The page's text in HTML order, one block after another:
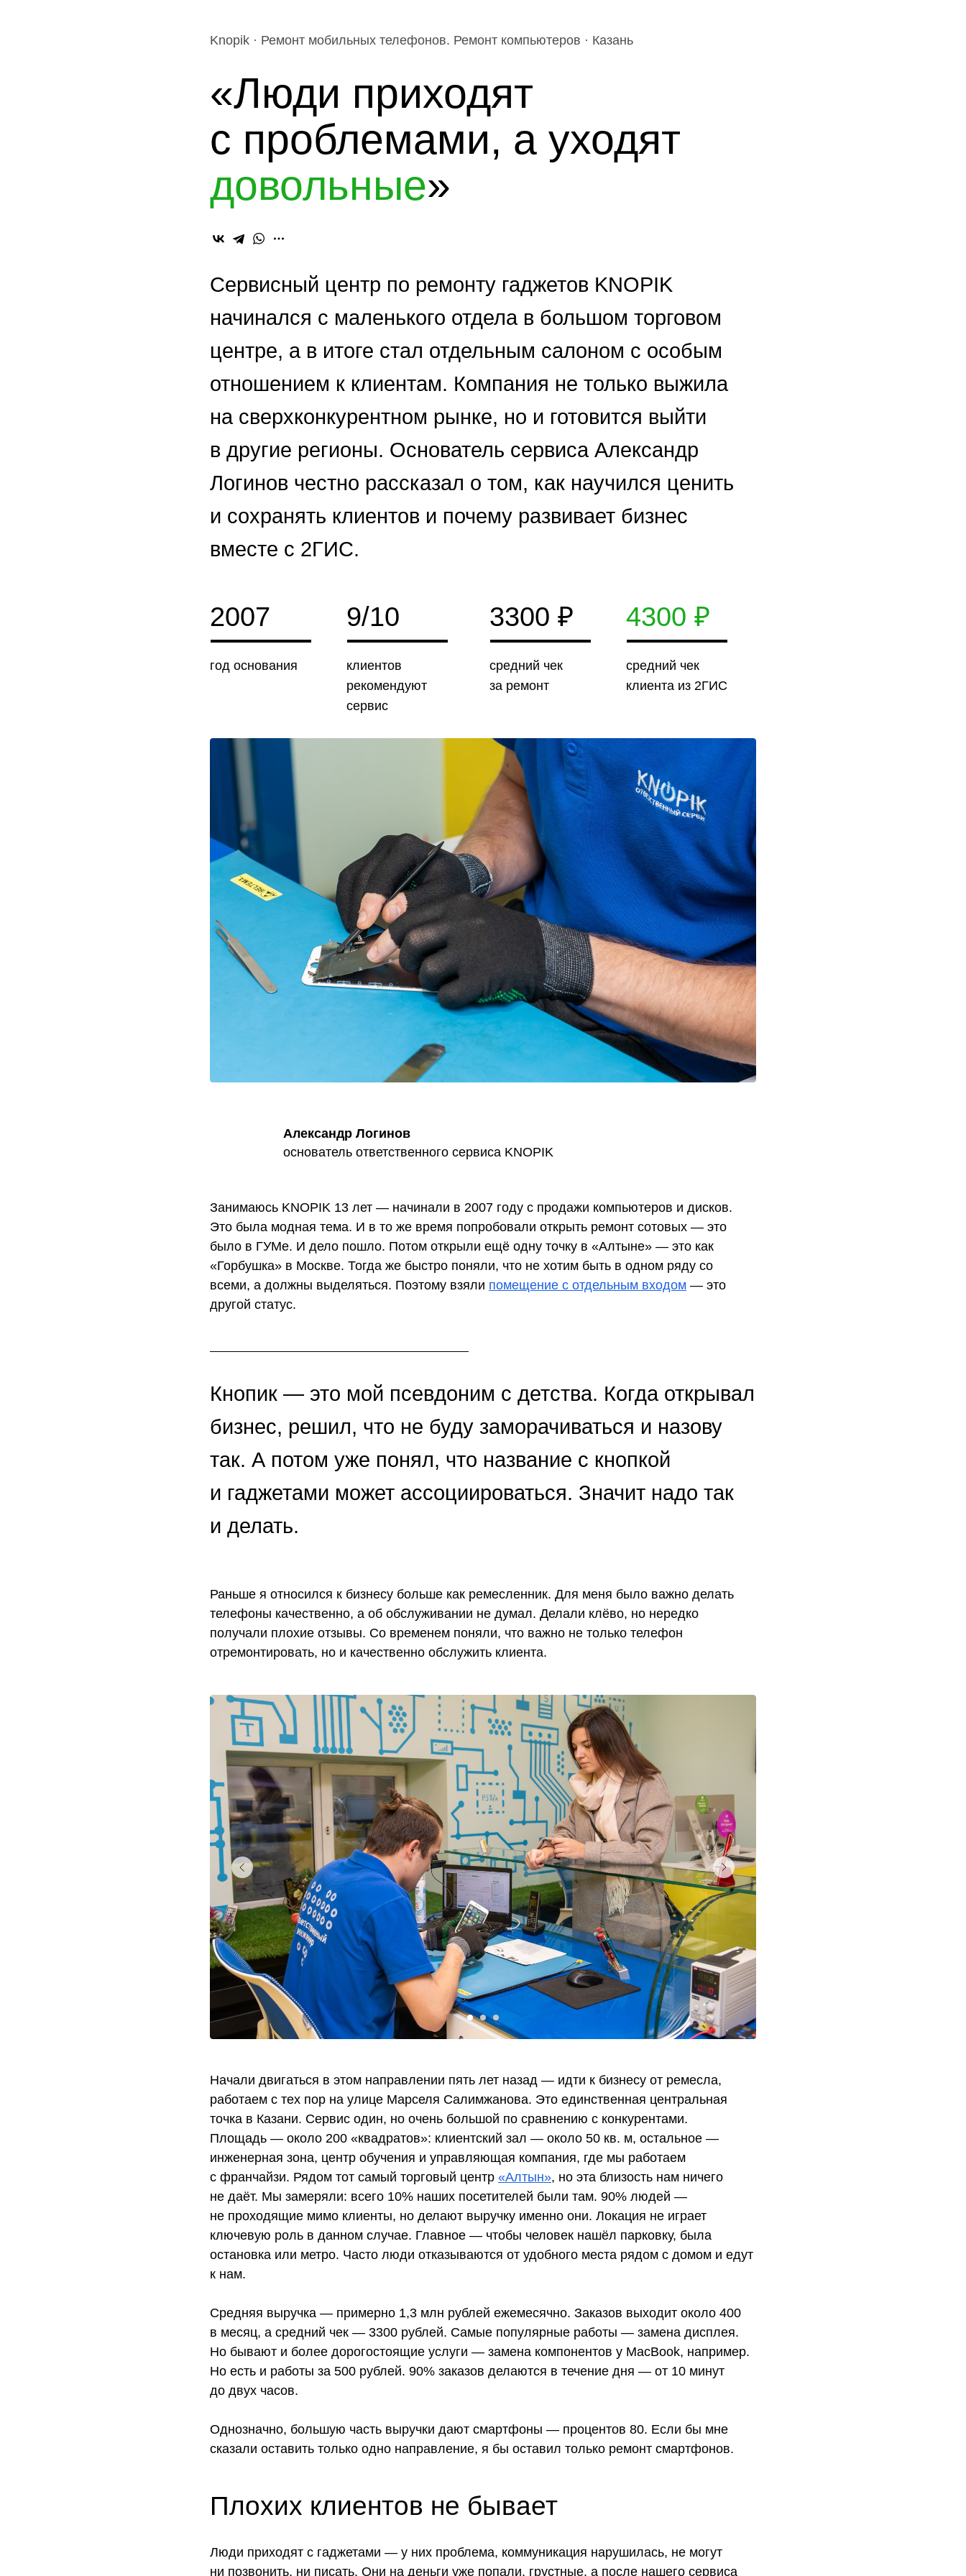
Knopik · Ремонт мобильных телефонов. Ремонт компьютеров · Казань
«Люди приходят
с проблемами, а уходят
довольные»
Сервисный центр по ремонту гаджетов KNOPIK
начинался с маленького отдела в большом торговом
центре, а в итоге стал отдельным салоном с особым
отношением к клиентам. Компания не только выжила
на сверхконкурентном рынке, но и готовится выйти
в другие регионы. Основатель сервиса Александр
Логинов честно рассказал о том, как научился ценить
и сохранять клиентов и почему развивает бизнес
вместе с 2ГИС.
2007
год основания
9/10
клиентов
рекомендуют
сервис
3300 ₽
средний чек
за ремонт
4300 ₽
средний чек
клиента из 2ГИС
Александр Логинов
основатель ответственного сервиса KNOPIK
Занимаюсь KNOPIK 13 лет — начинали в 2007 году с продажи компьютеров и дисков.
Это была модная тема. И в то же время попробовали открыть ремонт сотовых — это
было в ГУМе. И дело пошло. Потом открыли ещё одну точку в «Алтыне» — это как
«Горбушка» в Москве. Тогда же быстро поняли, что не хотим быть в одном ряду со
всеми, а должны выделяться. Поэтому взяли помещение с отдельным входом — это
другой статус.
Кнопик — это мой псевдоним с детства. Когда открывал
бизнес, решил, что не буду заморачиваться и назову
так. А потом уже понял, что название с кнопкой
и гаджетами может ассоциироваться. Значит надо так
и делать.
Раньше я относился к бизнесу больше как ремесленник. Для меня было важно делать
телефоны качественно, а об обслуживании не думал. Делали клёво, но нередко
получали плохие отзывы. Со временем поняли, что важно не только телефон
отремонтировать, но и качественно обслужить клиента.
Начали двигаться в этом направлении пять лет назад — идти к бизнесу от ремесла,
работаем с тех пор на улице Марселя Салимжанова. Это единственная центральная
точка в Казани. Сервис один, но очень большой по сравнению с конкурентами.
Площадь — около 200 «квадратов»: клиентский зал — около 50 кв. м, остальное —
инженерная зона, центр обучения и управляющая компания, где мы работаем
с франчайзи. Рядом тот самый торговый центр «Алтын», но эта близость нам ничего
не даёт. Мы замеряли: всего 10% наших посетителей были там. 90% людей —
не проходящие мимо клиенты, но делают выручку именно они. Локация не играет
ключевую роль в данном случае. Главное — чтобы человек нашёл парковку, была
остановка или метро. Часто люди отказываются от удобного места рядом с домом и едут
к нам.
Средняя выручка — примерно 1,3 млн рублей ежемесячно. Заказов выходит около 400
в месяц, а средний чек — 3300 рублей. Самые популярные работы — замена дисплея.
Но бывают и более дорогостоящие услуги — замена компонентов у MacBook, например.
Но есть и работы за 500 рублей. 90% заказов делаются в течение дня — от 10 минут
до двух часов.
Однозначно, большую часть выручки дают смартфоны — процентов 80. Если бы мне
сказали оставить только одно направление, я бы оставил только ремонт смартфонов.
Плохих клиентов не бывает
Люди приходят с гаджетами — у них проблема, коммуникация нарушилась, не могут
ни позвонить, ни писать. Они на деньги уже попали, грустные, а после нашего сервиса